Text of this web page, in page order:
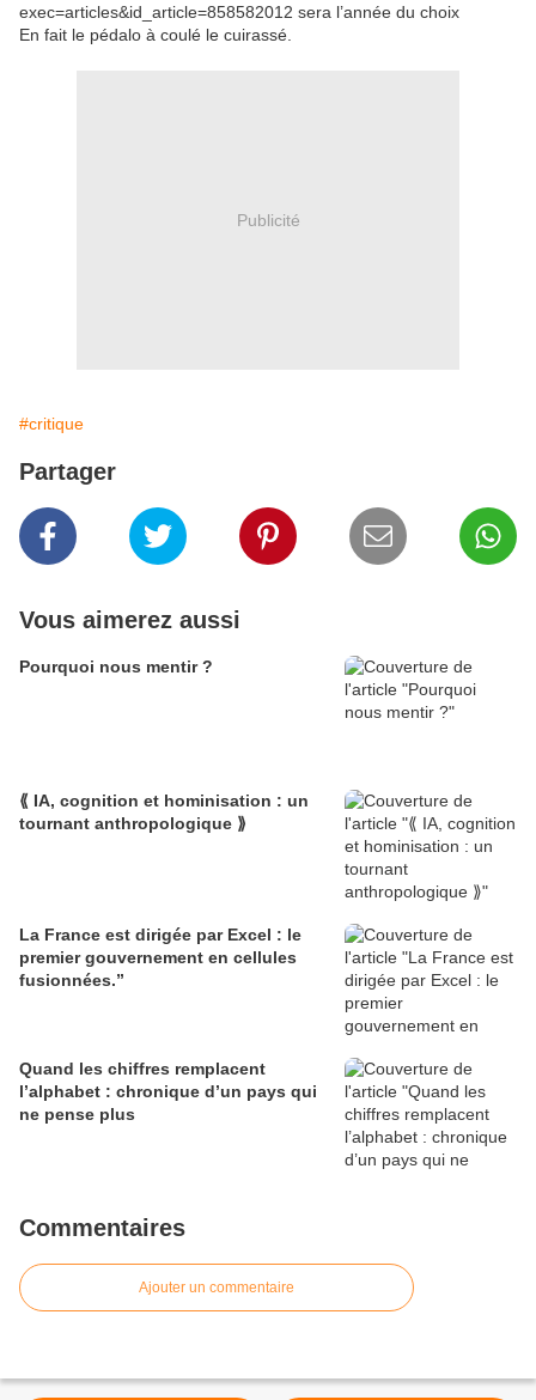
exec=articles&id_article=858582012 sera l’année du choix
En fait le pédalo à coulé le cuirassé.
Publicité
#critique
Partager
Vous aimerez aussi
Pourquoi nous mentir ?
⟪ IA, cognition et hominisation : un
tournant anthropologique ⟫
La France est dirigée par Excel : le
premier gouvernement en cellules
fusionnées.”
Quand les chiffres remplacent
l’alphabet : chronique d’un pays qui
ne pense plus
Commentaires
Ajouter un commentaire